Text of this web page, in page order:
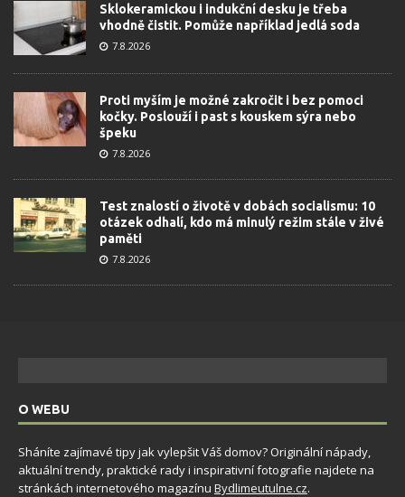
Sklokeramickou i indukční desku je třeba
vhodně čistit. Pomůže například jedlá soda
7.8.2026
Proti myším je možné zakročit i bez pomoci
kočky. Poslouží i past s kouskem sýra nebo
špeku
7.8.2026
Test znalostí o životě v dobách socialismu: 10
otázek odhalí, kdo má minulý režim stále v živé
paměti
7.8.2026
O WEBU
Sháníte zajímavé tipy jak vylepšit Váš domov? Originální nápady,
aktuální trendy, praktické rady i inspirativní fotografie najdete na
stránkách internetového magazínu Bydlimeutulne.cz.